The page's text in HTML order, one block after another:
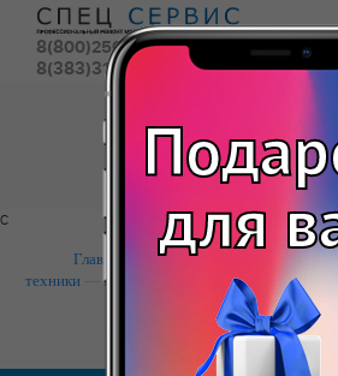
с
для
8(800)250-54-44(бесплатный)
8(383)310-00-88
(городской)
Обратный
Главная Apple —
Ремонт iphone
техники —Ремонт Увеличение памяти на
памяти Iphone 8/8 plus